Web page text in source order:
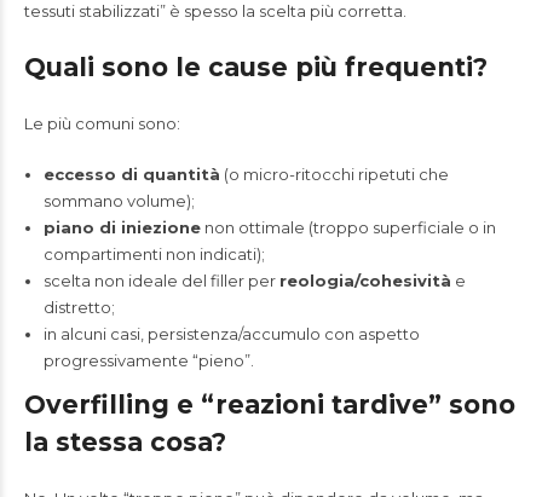
tessuti stabilizzati” è spesso la scelta più corretta.
Quali sono le cause più frequenti?
Le più comuni sono:
eccesso di quantità (o micro-ritocchi ripetuti che
sommano volume);
piano di iniezionenon ottimale (troppo superficiale o in
compartimenti non indicati);
scelta non ideale del filler per reologia/cohesività e
distretto;
in alcuni casi, persistenza/accumulo con aspetto
progressivamente “pieno”.
Overfilling e “reazioni tardive” sono
la stessa cosa?